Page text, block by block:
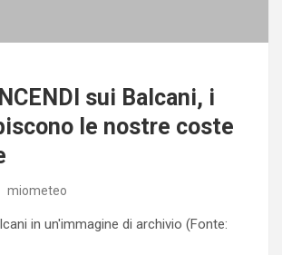
sui Balcani, i
le nostre coste
miometeo